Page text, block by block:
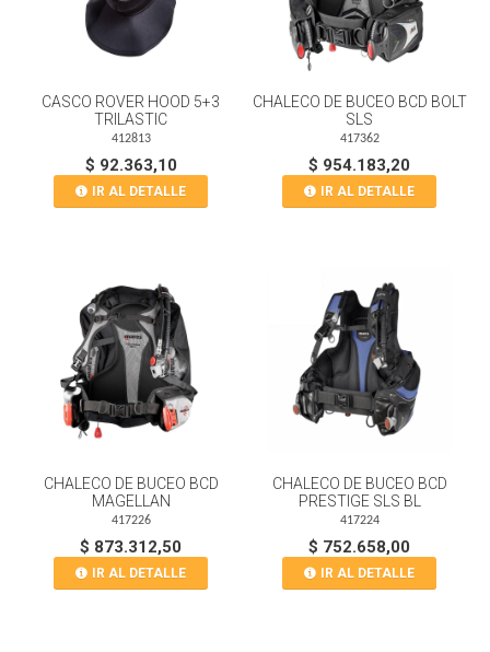
CASCO ROVER HOOD 5+3
TRILASTIC
412813
$ 92.363,10
IR AL DETALLE
CHALECO DE BUCEO BCD BOLT
SLS
417362
$ 954.183,20
IR AL DETALLE
CHALECO DE BUCEO BCD
MAGELLAN
417226
$ 873.312,50
IR AL DETALLE
CHALECO DE BUCEO BCD
PRESTIGE SLS BL
417224
$ 752.658,00
IR AL DETALLE